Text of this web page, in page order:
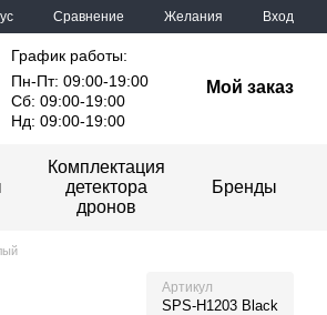
Сравнение Желания Вход
График работы:
Пн-Пт: 09:00-19:00
Сб: 09:00-19:00
Нд: 09:00-19:00
Мой заказ
Комплектация
детектора
дронов
Бренды
Артикул
SPS-H1203 Black